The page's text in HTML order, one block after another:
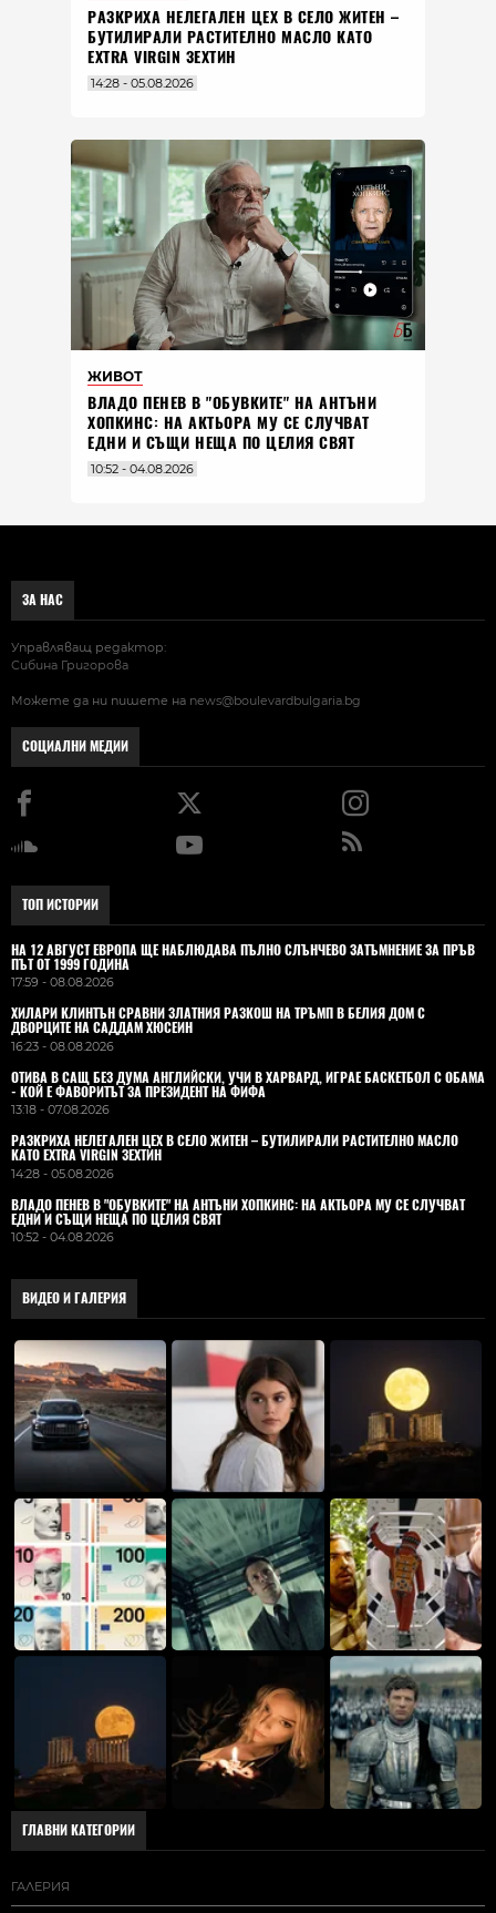
РАЗКРИХА НЕЛЕГАЛЕН ЦЕХ В СЕЛО ЖИТЕН –
БУТИЛИРАЛИ РАСТИТЕЛНО МАСЛО КАТО
EXTRA VIRGIN ЗЕХТИН
14:28 - 05.08.2026
ЖИВОТ
ВЛАДO ПЕНЕВ В "ОБУВКИТЕ" НА АНТЪНИ
ХОПКИНС: НА АКТЬОРА МУ СЕ СЛУЧВАТ
ЕДНИ И СЪЩИ НЕЩА ПО ЦЕЛИЯ СВЯТ
10:52 - 04.08.2026
ЗА НАС
Управляващ редактор:
Сибина Григорова
Можете да ни пишете на news@boulevardbulgaria.bg
СОЦИАЛНИ МЕДИИ
ТОП ИСТОРИИ
НА 12 АВГУСТ ЕВРОПА ЩЕ НАБЛЮДАВА ПЪЛНО СЛЪНЧЕВО ЗАТЪМНЕНИЕ ЗА ПРЪВ
ПЪТ ОТ 1999 ГОДИНА
17:59 - 08.08.2026
ХИЛАРИ КЛИНТЪН СРАВНИ ЗЛАТНИЯ РАЗКОШ НА ТРЪМП В БЕЛИЯ ДОМ С
ДВОРЦИТЕ НА САДДАМ ХЮСЕИН
16:23 - 08.08.2026
ОТИВА В САЩ БЕЗ ДУМА АНГЛИЙСКИ, УЧИ В ХАРВАРД, ИГРАЕ БАСКЕТБОЛ С ОБАМА
- КОЙ Е ФАВОРИТЪТ ЗА ПРЕЗИДЕНТ НА ФИФА
13:18 - 07.08.2026
РАЗКРИХА НЕЛЕГАЛЕН ЦЕХ В СЕЛО ЖИТЕН – БУТИЛИРАЛИ РАСТИТЕЛНО МАСЛО
КАТО EXTRA VIRGIN ЗЕХТИН
14:28 - 05.08.2026
ВЛАДO ПЕНЕВ В "ОБУВКИТЕ" НА АНТЪНИ ХОПКИНС: НА АКТЬОРА МУ СЕ СЛУЧВАТ
ЕДНИ И СЪЩИ НЕЩА ПО ЦЕЛИЯ СВЯТ
10:52 - 04.08.2026
ВИДЕО И ГАЛЕРИЯ
ГЛАВНИ КАТЕГОРИИ
ГАЛЕРИЯ